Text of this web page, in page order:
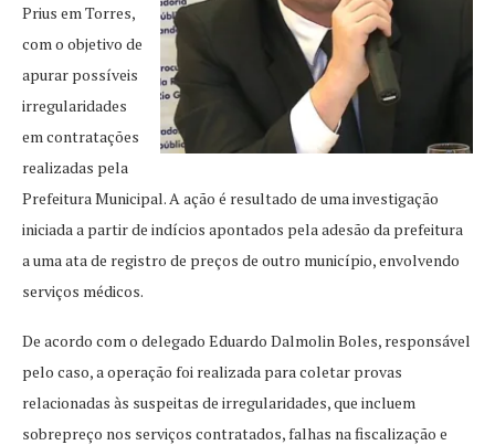
Prius em Torres,
com o objetivo de
apurar possíveis
irregularidades
em contratações
realizadas pela
Prefeitura Municipal. A ação é resultado de uma investigação
iniciada a partir de indícios apontados pela adesão da prefeitura
a uma ata de registro de preços de outro município, envolvendo
serviços médicos.
De acordo com o delegado Eduardo Dalmolin Boles, responsável
pelo caso, a operação foi realizada para coletar provas
relacionadas às suspeitas de irregularidades, que incluem
sobrepreço nos serviços contratados, falhas na fiscalização e